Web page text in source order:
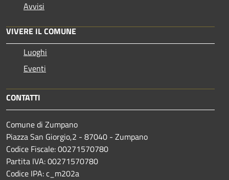
Avvisi
VIVERE IL COMUNE
Luoghi
Eventi
CONTATTI
Comune di Zumpano
Piazza San Giorgio,2 - 87040 - Zumpano
Codice Fiscale: 00271570780
Partita IVA: 00271570780
Codice IPA: c_m202a